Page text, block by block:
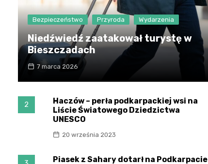
Bezpieczeństwo Przyroda Wydarzenia
Niedźwiedź zaatakował turystę w
Bieszczadach
7 marca 2026
2
Haczów – perła podkarpackiej wsi na
Liście Światowego Dziedzictwa
UNESCO
20 września 2023
Piasek z Sahary dotarł na Podkarpacie